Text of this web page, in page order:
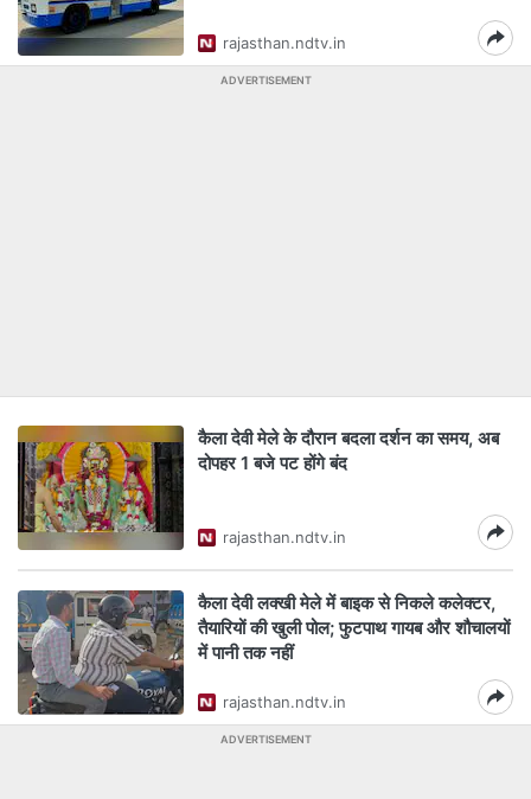
rajasthan.ndtv.in
ADVERTISEMENT
कैला देवी मेले के दौरान बदला दर्शन का समय, अब
दोपहर 1 बजे पट होंगे बंद
rajasthan.ndtv.in
कैला देवी लक्खी मेले में बाइक से निकले कलेक्टर,
तैयारियों की खुली पोल; फुटपाथ गायब और शौचालयों
में पानी तक नहीं
rajasthan.ndtv.in
ADVERTISEMENT